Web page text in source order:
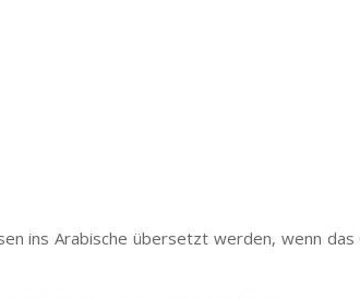
ins Arabische übersetzt werden, wenn das